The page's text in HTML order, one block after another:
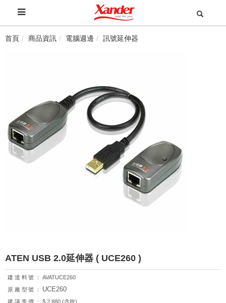
首頁 商品資訊 電腦週邊 訊號延伸器
ATEN USB 2.0延伸器 ( UCE260 )
建達料號：
AVATUCE260
原廠型號：
UCE260
建議售價： $ 2,880 (含稅)